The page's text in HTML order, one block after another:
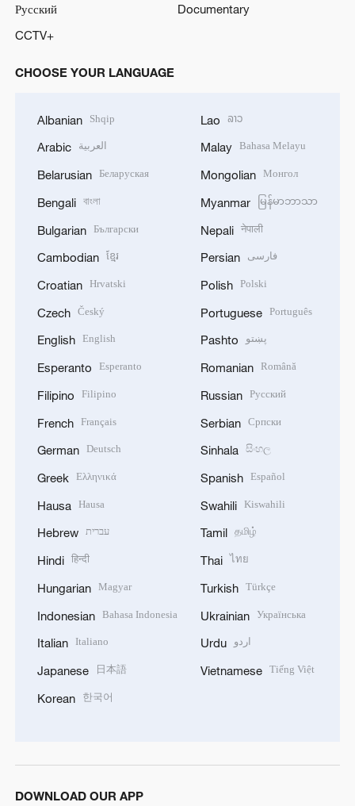
Русский
Documentary
CCTV+
CHOOSE YOUR LANGUAGE
Albanian Shqip
Arabic العربية
Belarusian Беларуская
Bengali বাংলা
Bulgarian Български
Cambodian ខ្មែរ
Croatian Hrvatski
Czech Český
English English
Esperanto Esperanto
Filipino Filipino
French Français
German Deutsch
Greek Ελληνικά
Hausa Hausa
Hebrew עברית
Hindi हिन्दी
Hungarian Magyar
Indonesian Bahasa Indonesia
Italian Italiano
Japanese 日本語
Korean 한국어
Lao ລາວ
Malay Bahasa Melayu
Mongolian Монгол
Myanmar မြန်မာဘာသာ
Nepali नेपाली
Persian فارسی
Polish Polski
Portuguese Português
Pashto پښتو
Romanian Română
Russian Русский
Serbian Српски
Sinhala සිංහල
Spanish Español
Swahili Kiswahili
Tamil தமிழ்
Thai ไทย
Turkish Türkçe
Ukrainian Українська
Urdu اردو
Vietnamese Tiếng Việt
DOWNLOAD OUR APP